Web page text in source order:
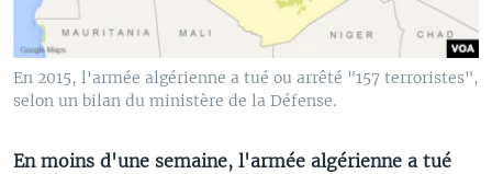
En 2015, l'armée algérienne a tué ou arrêté "157 terroristes",
selon un bilan du ministère de la Défense.
En moins d'une semaine, l'armée algérienne a tué